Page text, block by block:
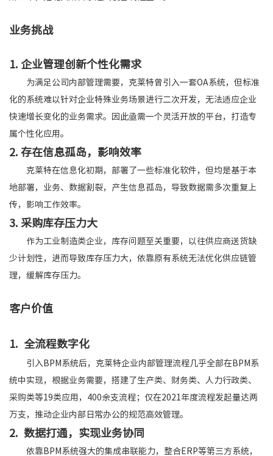
业务挑战
1. 企业管理创新个性化需求
为满足公司内部管理需要，克莱特曾引入一套OA系统，但标准
化的系统难以针对企业特殊业务场景进行二次开发，无法适应企业
快速增长变化的业务需求。因此亟需一个灵活开放的平台，打造专
属个性化应用。
2. 存在信息孤岛，影响效率
克莱特在信息化初期，部署了一些标准化软件，但均是基于本
地部署，业务、数据割裂，产生信息孤岛，导致数据需多次重复上
传，影响工作效率。
3. 采购库存压力大
作为工业制造类企业，库存问题至关重要，以往供应商送货缺
少计划性，进而导致库存压力大，依靠原有系统无法优化供应链管
理，缓解库存压力。
客户价值
1. 全流程数字化
引入BPM系统后，克莱特企业内部管理流程几乎全部在BPM系
统中实现，根据业务需要，搭建了生产类、财务类、人力行政类、
采购类等19类应用，400余支流程；仅在2021年度流程发起量达两
万支，推动企业内部日常办公的规范高效管理。
2. 数据打通，实现业务协同
依靠BPM系统强大的集成串联能力，整合ERP等第三方系统，